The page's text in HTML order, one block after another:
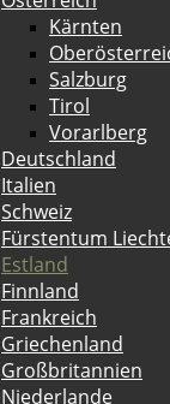
Kärnten
Salzburg
Tirol
Vorarlberg
Deutschland
Italien
Schweiz
Fürstentum
Estland
Finnland
Frankreich
Griechenland
Großbritannien
Niederlande